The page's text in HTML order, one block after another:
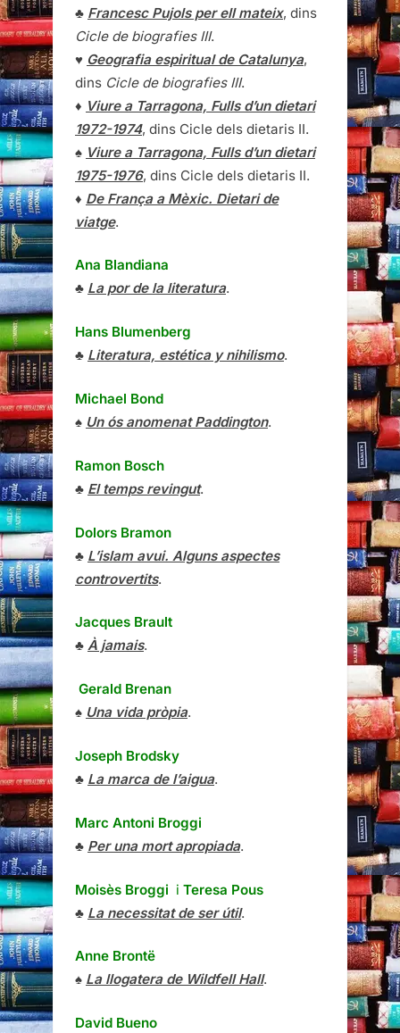
♣ Francesc Pujols per ell mateix, dins
Cicle de biografies III.
♥ Geografia espiritual de Catalunya,
dins Cicle de biografies III.
♦ Viure a Tarragona, Fulls d’un dietari
1972-1974, dins Cicle dels dietaris II.
♠ Viure a Tarragona, Fulls d’un dietari
1975-1976, dins Cicle dels dietaris II.
♦ De França a Mèxic. Dietari de
viatge.
Ana Blandiana
♣ La por de la literatura.
Hans Blumenberg
♣ Literatura, estética y nihilismo.
Michael Bond
♠ Un ós anomenat Paddington.
Ramon Bosch
♣ El temps revingut.
Dolors Bramon
♣ L’islam avui. Alguns aspectes
controvertits.
Jacques Brault
♣ À jamais.
Gerald Brenan
♠ Una vida pròpia.
Joseph Brodsky
♣ La marca de l’aigua.
Marc Antoni Broggi
♣ Per una mort apropiada.
Moisès Broggi i Teresa Pous
♣ La necessitat de ser útil.
Anne Brontë
♠ La llogatera de Wildfell Hall.
David Bueno